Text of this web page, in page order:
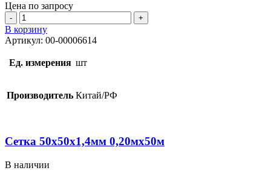
Цена по запросу
Количество
товара
Сетка
100х100х4мм
1мх2м
В корзину
Артикул: 00-00006614
Ед. измерения шт
Производитель Китай/РФ
Сетка 50х50х1,4мм 0,20мх50м
В наличии